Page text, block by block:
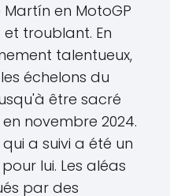
en MotoGP
troublant. En
talentueux,
échelons du
être sacré
novembre 2024.
a suivi a été un
lui. Les aléas
par des